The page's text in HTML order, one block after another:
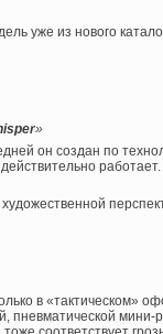
уже из нового
»
он создан по
в «тактическом»
пневматической мини-